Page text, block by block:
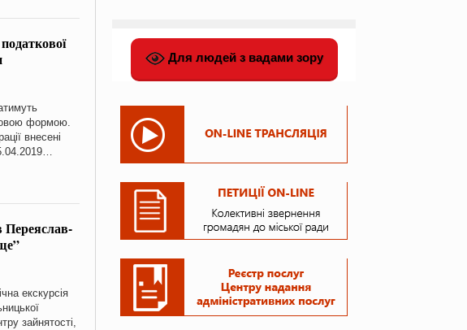
формою.
внесені
Переяслав-
екскурсія
зайнятості,
Для людей з вадами зору